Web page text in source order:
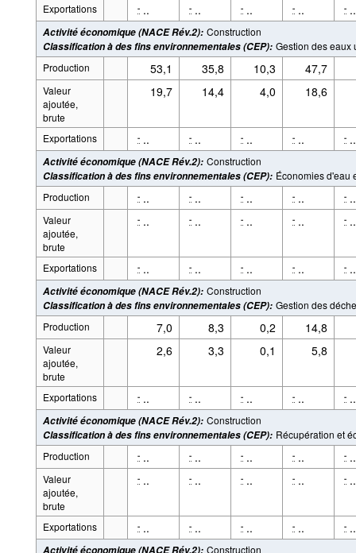
Exportations - .. - .. - .. - .. - ..
Activité économique (NACE Rév.2): Construction
Classification à des fins environnementales (CEP): Gestion des eaux
Production
53,1 35,8 10,3 47,7
Valeur
ajoutée,
brute
19,7 14,4 4,0 18,6
Exportations - .. - .. - .. - .. - ..
Activité économique (NACE Rév.2): Construction
Classification à des fins environnementales (CEP): Économies d'eau
Production
- .. - .. - .. - .. - ..
Valeur
ajoutée,
brute
- .. - .. - .. - .. - ..
Exportations - .. - .. - .. - .. - ..
Activité économique (NACE Rév.2): Construction
Classification à des fins environnementales (CEP): Gestion des
Production
7,0 8,3 0,2 14,8
Valeur
ajoutée,
brute
2,6 3,3 0,1 5,8
Exportations - .. - .. - .. - .. - ..
Activité économique (NACE Rév.2): Construction
Classification à des fins environnementales (CEP): Récupération et
Production
- .. - .. - .. - .. - ..
Valeur
ajoutée,
brute
- .. - .. - .. - .. - ..
Exportations - .. - .. - .. - .. - ..
Activité économique (NACE Rév.2): Construction